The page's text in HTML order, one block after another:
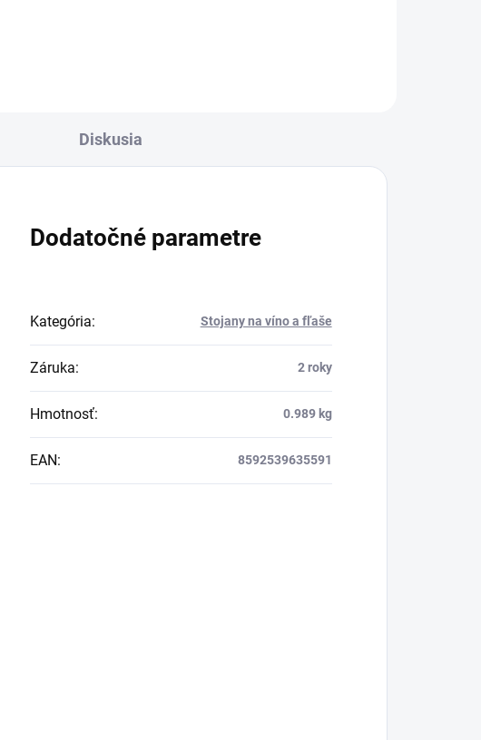
Diskusia
Dodatočné parametre
Kategória: Stojany na víno a fľaše
Záruka: 2 roky
Hmotnosť: 0.989 kg
EAN: 8592539635591